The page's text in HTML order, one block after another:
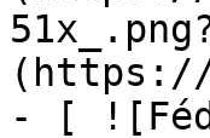
(https://
- [